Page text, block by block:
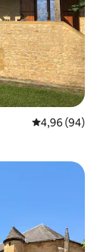
4,96 ud af 5 i
4,96 (94)